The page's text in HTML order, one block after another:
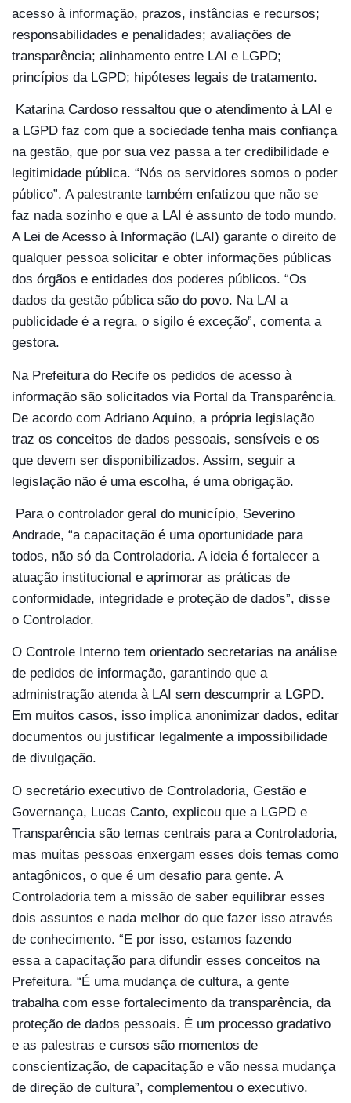
acesso à informação, prazos, instâncias e recursos;
responsabilidades e penalidades; avaliações de
transparência; alinhamento entre LAI e LGPD;
princípios da LGPD; hipóteses legais de tratamento.
Katarina Cardoso ressaltou que o atendimento à LAI e
a LGPD faz com que a sociedade tenha mais confiança
na gestão, que por sua vez passa a ter credibilidade e
legitimidade pública. “Nós os servidores somos o poder
público”. A palestrante também enfatizou que não se
faz nada sozinho e que a LAI é assunto de todo mundo.
A Lei de Acesso à Informação (LAI) garante o direito de
qualquer pessoa solicitar e obter informações públicas
dos órgãos e entidades dos poderes públicos. “Os
dados da gestão pública são do povo. Na LAI a
publicidade é a regra, o sigilo é exceção”, comenta a
gestora.
Na Prefeitura do Recife os pedidos de acesso à
informação são solicitados via Portal da Transparência.
De acordo com Adriano Aquino, a própria legislação
traz os conceitos de dados pessoais, sensíveis e os
que devem ser disponibilizados. Assim, seguir a
legislação não é uma escolha, é uma obrigação.
Para o controlador geral do município, Severino
Andrade, “a capacitação é uma oportunidade para
todos, não só da Controladoria. A ideia é fortalecer a
atuação institucional e aprimorar as práticas de
conformidade, integridade e proteção de dados”, disse
o Controlador.
O Controle Interno tem orientado secretarias na análise
de pedidos de informação, garantindo que a
administração atenda à LAI sem descumprir a LGPD.
Em muitos casos, isso implica anonimizar dados, editar
documentos ou justificar legalmente a impossibilidade
de divulgação.
O secretário executivo de Controladoria, Gestão e
Governança, Lucas Canto, explicou que a LGPD e
Transparência são temas centrais para a Controladoria,
mas muitas pessoas enxergam esses dois temas como
antagônicos, o que é um desafio para gente. A
Controladoria tem a missão de saber equilibrar esses
dois assuntos e nada melhor do que fazer isso através
de conhecimento. “E por isso, estamos fazendo
essa a capacitação para difundir esses conceitos na
Prefeitura. “É uma mudança de cultura, a gente
trabalha com esse fortalecimento da transparência, da
proteção de dados pessoais. É um processo gradativo
e as palestras e cursos são momentos de
conscientização, de capacitação e vão nessa mudança
de direção de cultura”, complementou o executivo.